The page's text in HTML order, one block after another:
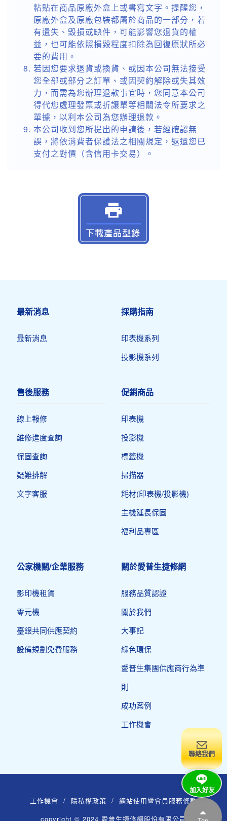
粘貼在商品原廠外盒上或書寫文字。提醒您，
原廠外盒及原廠包裝都屬於商品的一部分，若
有遺失、毀損或缺件，可能影響您退貨的權
益，也可能依照損毀程度扣除為回復原狀所必
要的費用。
若因您要求退貨或換貨、或因本公司無法接受
您全部或部分之訂單、或因契約解除或失其效
力，而需為您辦理退款事宜時，您同意本公司
得代您處理發票或折讓單等相關法令所要求之
單據，以利本公司為您辦理退款。
本公司收到您所提出的申請後，若經確認無
誤，將依消費者保護法之相關規定，返還您已
支付之對價（含信用卡交易）。
聯絡我們
最新消息
最新消息
採購指南
印表機系列
投影機系列
售後服務
線上報修
維修進度查詢
保固查詢
疑難排解
文字客服
促銷商品
印表機​
投影機
標籤機
掃描器
耗材(印表機/投影機)
主機延長保固
福利品專區
公家機關/企業服務
影印機租賃
零元機
臺銀共同供應契約
設備規劃免費服務
關於愛普生捷修網
服務品質認證
關於我們
大事記
綠色環保
愛普生集團供應商行為準
則
成功案例
工作機會
工作機會 / 隱私權政策 / 網站使用暨會員服務條款
copyright © 2024 愛普生捷修網股份有限公司